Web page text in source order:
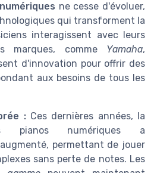
ne cesse d'évoluer,
qui transforment la
interagissent avec leurs
marques, comme Yamaha,
d'innovation pour offrir des
aux besoins de tous les
: Ces dernières années, la
numériques a
permettant de jouer
sans perte de notes. Les